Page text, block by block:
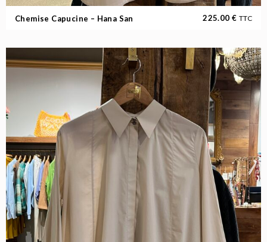
Chemise Capucine – Hana San 225.00 € TTC